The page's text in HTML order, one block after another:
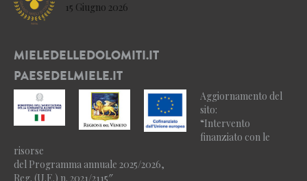
15 Giugno 2026
MIELEDELLEDOLOMITI.IT
PAESEDELMIELE.IT
Aggiornamento del
sito:
“Intervento
finanziato con le
risorse
del Programma annuale 2025/2026,
Reg. (U.E.) n. 2021/2115″